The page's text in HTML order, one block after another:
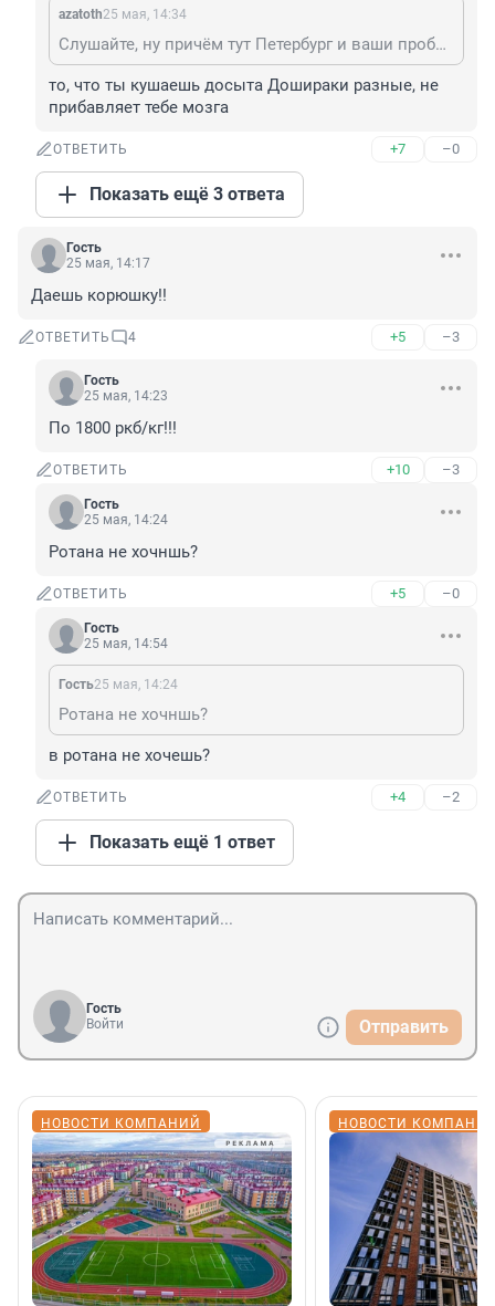
azatoth25 мая, 14:34
Слушайте, ну причём тут Петербург и ваши проблемы сидящих на немецком велфере "бежанцев" Пройдите фильтрацию в Шереметьево и ешьте досыта.
то, что ты кушаешь досыта Дошираки разные, не
прибавляет тебе мозга
ОТВЕТИТЬ +7 –0
Показать ещё 3 ответа
Гость
25 мая, 14:17
Даешь корюшку!!
ОТВЕТИТЬ 4 +5 –3
Гость
25 мая, 14:23
По 1800 ркб/кг!!!
ОТВЕТИТЬ +10 –3
Гость
25 мая, 14:24
Ротана не хочншь?
ОТВЕТИТЬ +5 –0
Гость
25 мая, 14:54
Гость25 мая, 14:24
Ротана не хочншь?
в ротана не хочешь?
ОТВЕТИТЬ +4 –2
Показать ещё 1 ответ
Гость
Войти
Отправить
НОВОСТИ КОМПАНИЙ НОВОСТИ